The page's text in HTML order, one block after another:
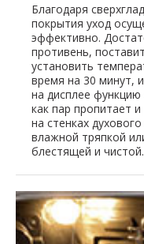
Благодаря
покрытия уход
эффективно.
противень,
установить
время на 30 минут,
на дисплее функцию
как пар пропитает
на стенках
влажной тряпкой
блестящей и чистой.